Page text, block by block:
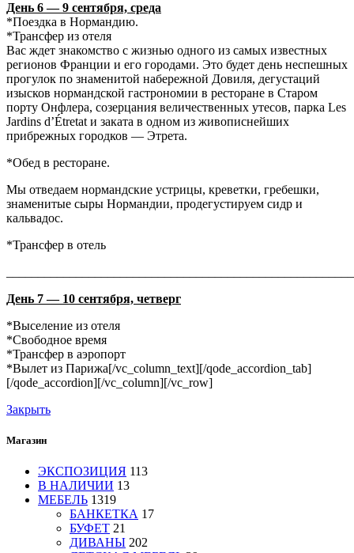
День 6 — 9 сентября, среда
*Поездка в Нормандию.
*Трансфер из отеля
Вас ждет знакомство с жизнью одного из самых известных
регионов Франции и его городами. Это будет день неспешных
прогулок по знаменитой набережной Довиля, дегустаций
изысков нормандской гастрономии в ресторане в Старом
порту Онфлера, созерцания величественных утесов, парка Les
Jardins d’Étretat и заката в одном из живописнейших
прибрежных городков — Этрета.
*Обед в ресторане.
Мы отведаем нормандские устрицы, креветки, гребешки,
знаменитые сыры Нормандии, продегустируем сидр и
кальвадос.
*Трансфер в отель
День 7 — 10 сентября, четверг
*Выселение из отеля
*Свободное время
*Трансфер в аэропорт
*Вылет из Парижа[/vc_column_text][/qode_accordion_tab]
[/qode_accordion][/vc_column][/vc_row]
Закрыть
Магазин
ЭКСПОЗИЦИЯ 113
В НАЛИЧИИ 13
МЕБЕЛЬ 1319
БАНКЕТКА 17
БУФЕТ 21
ДИВАНЫ 202